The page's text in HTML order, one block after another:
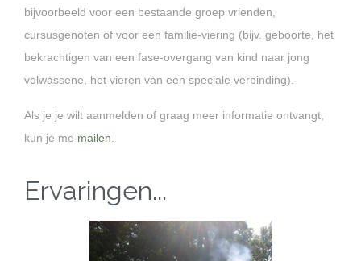
bijvoorbeeld voor een bestaande groep vrienden,
cursusgenoten of voor een familie-viering (bijv. geboorte, het
bekrachtigen van een fase-overgang van kind naar jong
volwassene, het vieren van een speciale verbinding).
Als je je wilt aanmelden of graag meer informatie ontvangt,
kun je me mailen.
Ervaringen...